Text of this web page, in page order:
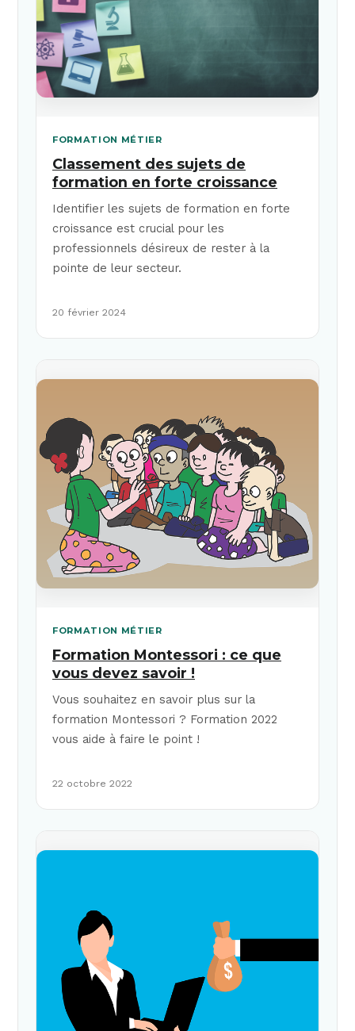
FORMATION MÉTIER
Classement des sujets de
formation en forte croissance
Identifier les sujets de formation en forte
croissance est crucial pour les
professionnels désireux de rester à la
pointe de leur secteur.
20 février 2024
FORMATION MÉTIER
Formation Montessori : ce que
vous devez savoir !
Vous souhaitez en savoir plus sur la
formation Montessori ? Formation 2022
vous aide à faire le point !
22 octobre 2022